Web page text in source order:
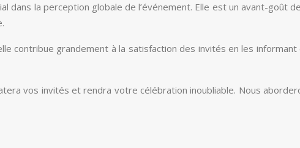
la perception globale de l’événement. Elle est un avant-goût
contribue grandement à la satisfaction des invités en les
vos invités et rendra votre célébration inoubliable. Nous